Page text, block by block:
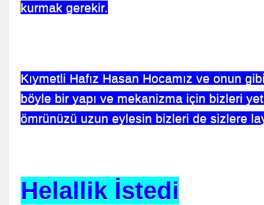
kurmak gerekir.
Kıymetli Hafız Hasan Hocamız ve onun
böyle bir yapı ve mekanizma için bizleri
ömrünüzü uzun eylesin bizleri de sizlere
Helallik İstedi
hacca götürdü
Adam Gibi Adam.
Aşığım.